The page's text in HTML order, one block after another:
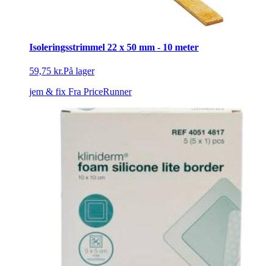
Isoleringsstrimmel 22 x 50 mm - 10 meter
59,75 kr.På lager
jem & fix Fra PriceRunner